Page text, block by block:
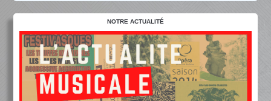
NOTRE ACTUALITÉ